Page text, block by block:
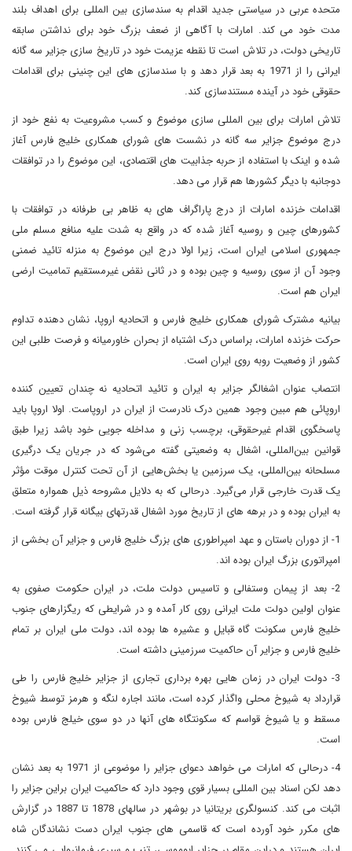
متحده عربی در سیاستی جدید اقدام به سندسازی بین المللی برای اهداف بلند
مدت خود می کند. امارات با آگاهی از ضعف بزرگ خود برای نداشتن سابقه
تاریخی دولت، در تلاش است تا نقطه عزیمت خود در تاریخ سازی جزایر سه گانه
ایرانی را از 1971 به بعد قرار دهد و با سندسازی های این چنینی برای اقدامات
حقوقی خود در آینده مستندسازی کند.
تلاش امارات برای بین المللی سازی موضوع و کسب مشروعیت به نفع خود از
درج موضوع جزایر سه گانه در نشست های شورای همکاری خلیج فارس آغاز
شده و اینک با استفاده از حربه جذابیت های اقتصادی، این موضوع را در توافقات
دوجانبه با دیگر کشورها هم قرار می دهد.
اقدامات خزنده امارات از درج پاراگراف های به ظاهر بی طرفانه در توافقات با
کشورهای چین و روسیه آغاز شده که در واقع به شدت علیه منافع مسلم ملی
جمهوری اسلامی ایران است، زیرا اولا درج این موضوع به منزله تائید ضمنی
وجود آن از سوی روسیه و چین بوده و در ثانی نقض غیرمستقیم تمامیت ارضی
ایران هم است.
بیانیه مشترک شورای همکاری خلیج فارس و اتحادیه اروپا، نشان دهنده تداوم
حرکت خزنده امارات، براساس درک اشتباه از بحران خاورمیانه و فرصت طلبی این
کشور از وضعیت روبه روی ایران است.
انتصاب عنوان اشغالگر جزایر به ایران و تائید اتحادیه نه چندان تعیین کننده
اروپائی هم مبین وجود همین درک نادرست از ایران در اروپاست. اولا اروپا باید
پاسخگوی اقدام غیرحقوقی، برچسب زنی و مداخله جویی خود باشد زیرا طبق
قوانین بین‌المللی، اشغال به وضعیتی گفته می‌شود که در جریان یک درگیری
مسلحانه بین‌المللی، یک سرزمین یا بخش‌هایی از آن تحت کنترل موقت مؤثر
یک قدرت خارجی قرار می‌گیرد. درحالی که به دلایل مشروحه ذیل همواره متعلق
به ایران بوده و در برهه های از تاریخ مورد اشغال قدرتهای بیگانه قرار گرفته است.
1- از دوران باستان و عهد امپراطوری های بزرگ خلیج فارس و جزایر آن بخشی از
امپراتوری بزرگ ایران بوده اند.
2- بعد از پیمان وستفالی و تاسیس دولت ملت، در ایران حکومت صفوی به
عنوان اولین دولت ملت ایرانی روی کار آمده و در شرایطی که ریگزارهای جنوب
خلیج فارس سکونت گاه قبایل و عشیره ها بوده اند، دولت ملی ایران بر تمام
خلیج فارس و جزایر آن حاکمیت سرزمینی داشته است.
3- دولت ایران در زمان هایی بهره برداری تجاری از جزایر خلیج فارس را طی
قرارداد به شیوخ محلی واگذار کرده است، مانند اجاره لنگه و هرمز توسط شیوخ
مسقط و یا شیوخ قواسم که سکونتگاه های آنها در دو سوی خیلج فارس بوده
است.
4- درحالی که امارات می خواهد دعوای جزایر را موضوعی از 1971 به بعد نشان
دهد لکن اسناد بین المللی بسیار قوی وجود دارد که حاکمیت ایران براین جزایر را
اثبات می کند. کنسولگری بریتانیا در بوشهر در سالهای 1878 تا 1887 در گزارش
های مکرر خود آورده است که قاسمی های جنوب ایران دست نشاندگان شاه